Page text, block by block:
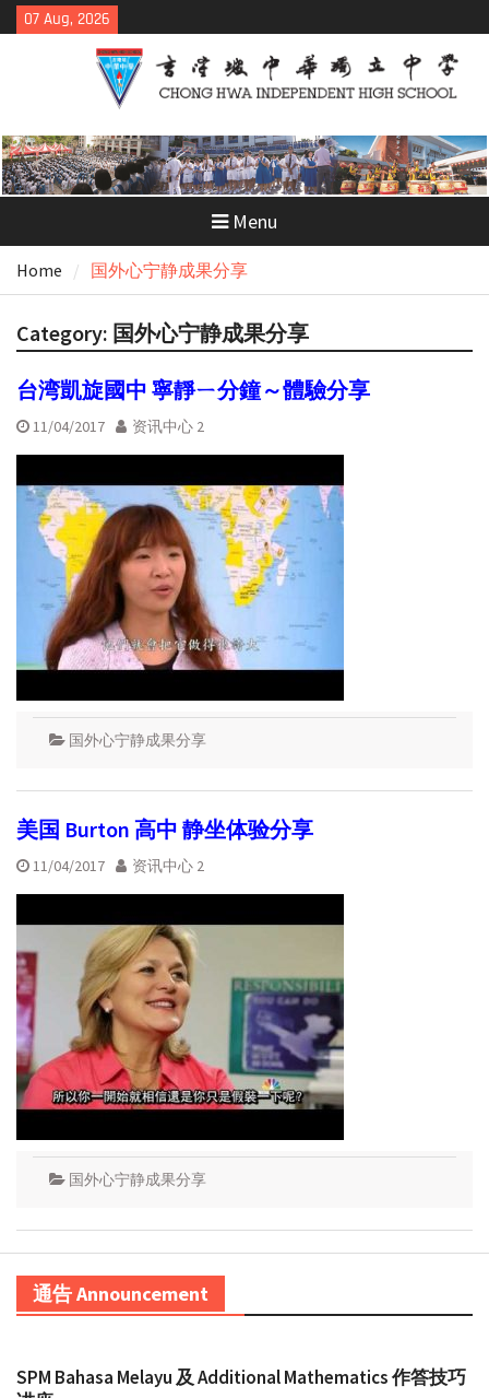
Skip
to
07 Aug, 2026
Menu
Home 国外心宁静成果分享
Category: 国外心宁静成果分享
台湾凱旋國中 寧靜ㄧ分鐘～體驗分享
11/04/2017 资讯中心 2
国外心宁静成果分享
美国 Burton 高中 静坐体验分享
11/04/2017 资讯中心 2
国外心宁静成果分享
通告 Announcement
SPM Bahasa Melayu 及 Additional Mathematics 作答技巧